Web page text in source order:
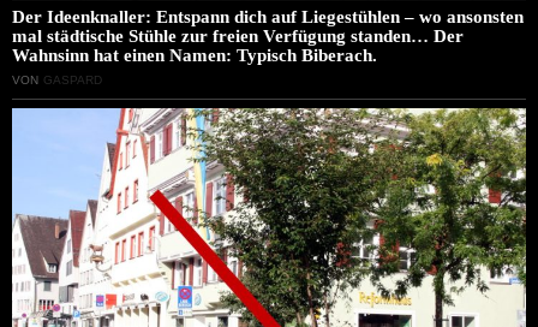
Der Ideenknaller: Entspann dich auf Liegestühlen – wo ansonsten
mal städtische Stühle zur freien Verfügung standen… Der
Wahnsinn hat einen Namen: Typisch Biberach.
VON GASPARD